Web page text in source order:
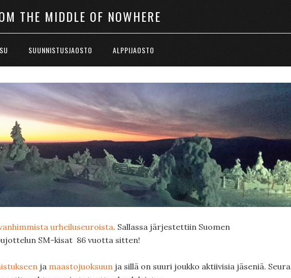
THE MIDDLE OF NOWHERE
SUUNNISTUSJAOSTO ALPPIJAOSTO
urheiluseuroista. Sallassa järjestettiin Suomen
SM-kisat 86 vuotta sitten!
ja maastojuoksuun ja sillä on suuri joukko aktiivisia jäseniä. Seura